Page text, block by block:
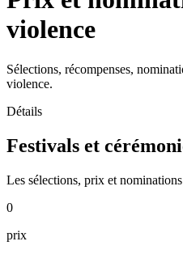
violence
Sélections, récompenses,
violence.
Détails
Festivals et
Les sélections, prix et
0
prix